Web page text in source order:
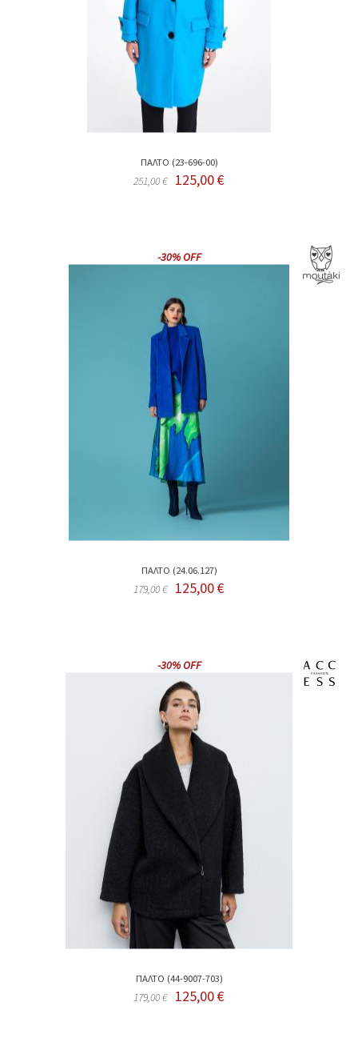
ΠΑΛΤΟ (23-696-00)
251,00 € 125,00 €
ΠΑΛΤΟ (24.06.127)
179,00 € 125,00 €
-30% OFF
ΠΑΛΤΟ (44-9007-703)
179,00 € 125,00 €
-30% OFF